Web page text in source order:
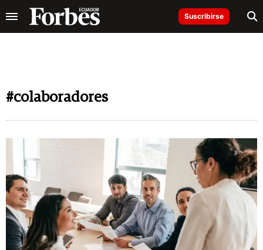
Suscribirse
#colaboradores